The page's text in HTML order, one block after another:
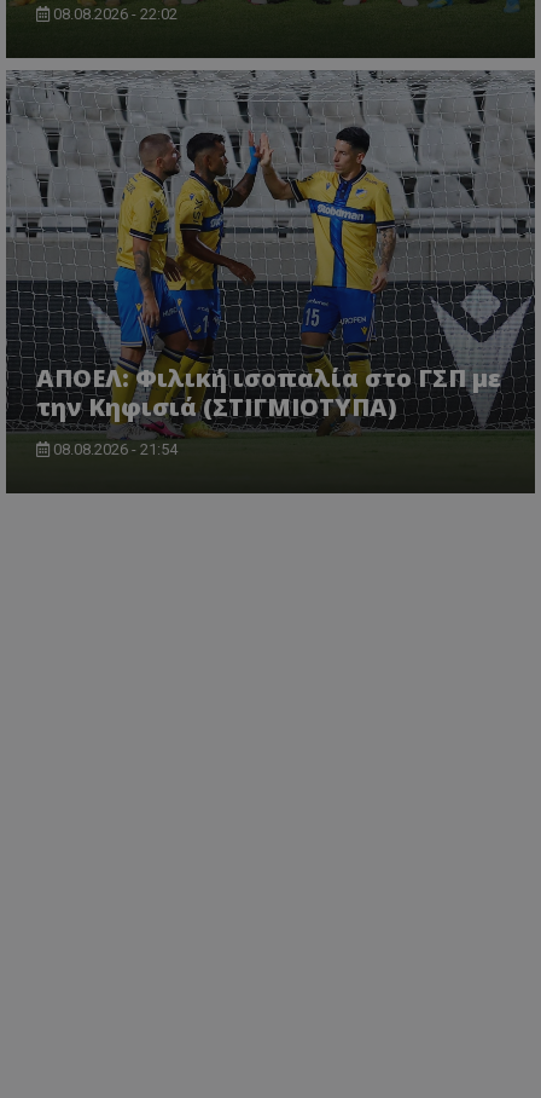
08.08.2026 - 22:02
ΑΠΟΕΛ: Φιλική ισοπαλία στο ΓΣΠ με
την Κηφισιά (ΣΤΙΓΜΙΟΤΥΠΑ)
08.08.2026 - 21:54